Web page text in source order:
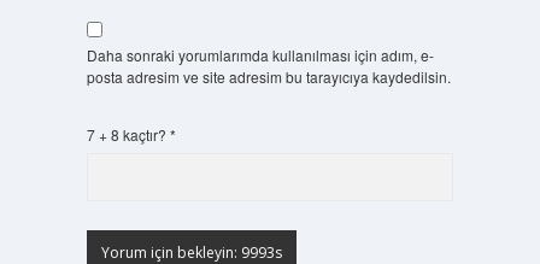
Daha sonraki yorumlarımda kullanılması için adım, e-
posta adresim ve site adresim bu tarayıcıya kaydedilsin.
7 + 8 kaçtır? *